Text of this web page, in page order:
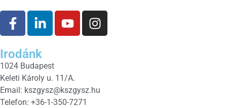
Irodánk
1024 Budapest
Keleti Károly u. 11/A.
Email: kszgysz@kszgysz.hu
Telefon: +36-1-350-7271